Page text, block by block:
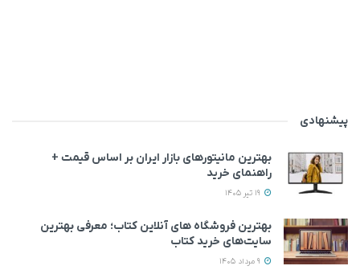
پیشنهادی
بهترین مانیتورهای بازار ایران بر اساس قیمت +
راهنمای خرید
بهترین فروشگاه های آنلاین کتاب؛ معرفی بهترین
سایت‌های خرید کتاب